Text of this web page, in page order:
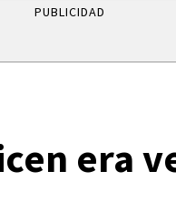
PUBLICIDAD
era